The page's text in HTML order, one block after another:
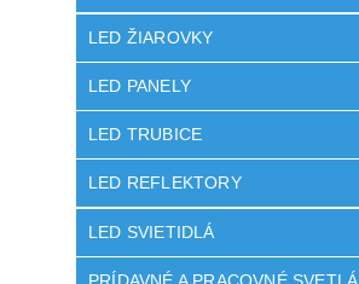
LED ŽIAROVKY
LED PANELY
LED TRUBICE
LED REFLEKTORY
LED SVIETIDLÁ
PRÍDAVNÉ A PRACOVNÉ SVETLÁ